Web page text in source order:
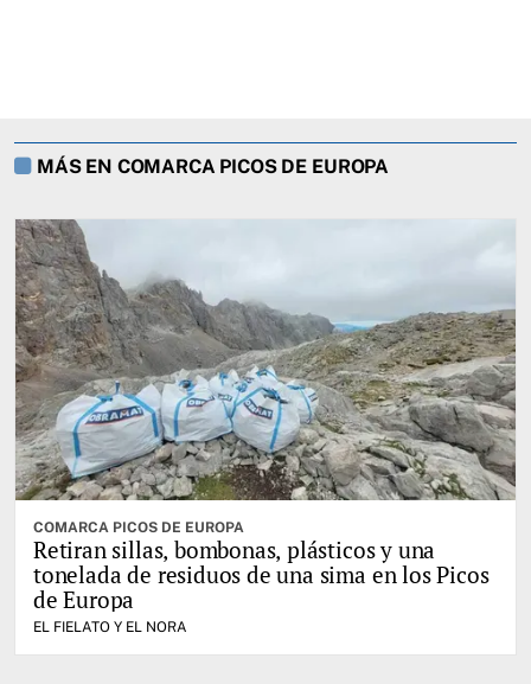
MÁS EN COMARCA PICOS DE EUROPA
COMARCA PICOS DE EUROPA
Retiran sillas, bombonas, plásticos y una
tonelada de residuos de una sima en los Picos
de Europa
EL FIELATO Y EL NORA